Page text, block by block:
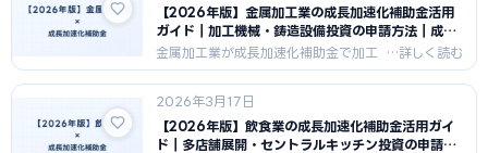
整理方法と事業計画書の構成を紹介し
ます。
【2026年版】金属加工業の成長加速化補助金活用
ガイド｜加工機械・鋳造設備投資の申請方法｜成長
加速化補助金ナビ
金属加工業が成長加速化補助金で加工
機械導入・鋳造・鍛造設備整備・生産
能力拡大を行うための申請戦略を解
説。金属加工業の設備投資と売上100
億円達成への成長ロードマップを紹介
します。
2026年3月17日
【2026年版】飲食業の成長加速化補助金活用ガイ
ド｜多店舗展開・セントラルキッチン投資の申請方